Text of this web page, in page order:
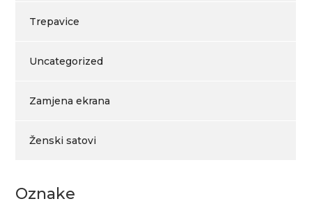
Trepavice
Uncategorized
Zamjena ekrana
Ženski satovi
Oznake